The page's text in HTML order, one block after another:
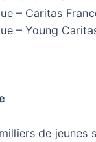
– Caritas
– Young
de